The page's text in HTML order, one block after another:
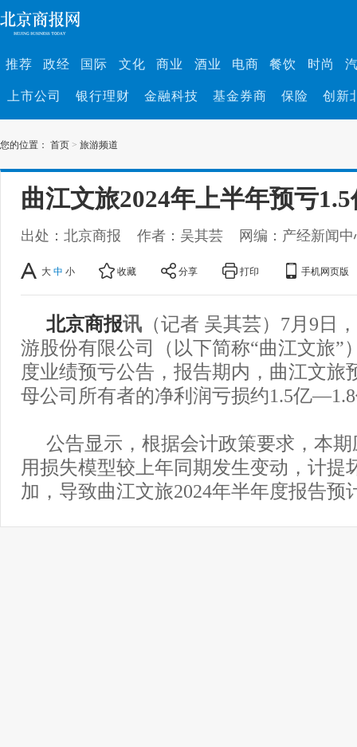
推荐 政经 国际 文化 商业 酒业 电商 餐饮 时尚
上市公司 银行理财 金融科技 基金券商 保险 创新
您的位置： 首页 > 旅游频道
曲江文旅2024年上半年预亏
出处：北京商报 作者：吴其芸 网编：产经新闻中
大 中 小 收藏 分享 打印 手机网页版
北京商报讯 （记者 吴其芸）7月9日
游股份有限公司（以下简称“曲江文旅”
度业绩预亏公告，报告期内，曲江文旅
母公司所有者的净利润亏损约1.5亿
公告显示，根据会计政策要求，本
用损失模型较上年同期发生变动，计提
加，导致曲江文旅2024年半年度报告预